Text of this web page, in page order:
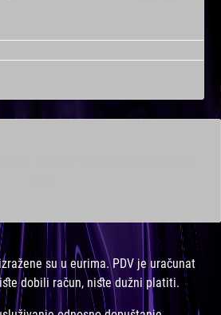
su u eurima. PDV je uračunat
dobili račun, niste dužni platiti.